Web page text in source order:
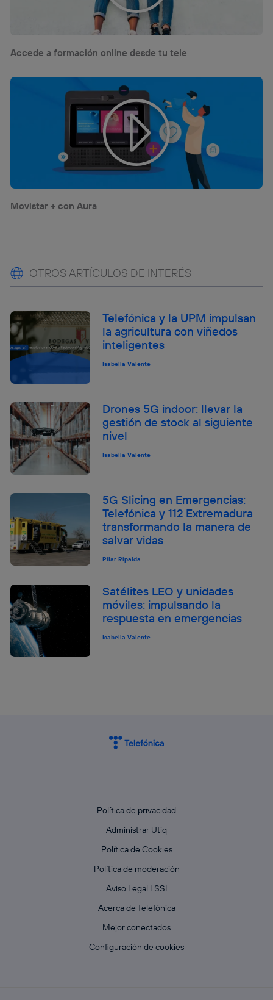
Accede a formación online desde tu tele
Movistar + con Aura
OTROS ARTÍCULOS DE INTERÉS
Telefónica y la UPM impulsan
la agricultura con viñedos
inteligentes
Isabella Valente
Drones 5G indoor: llevar la
gestión de stock al siguiente
nivel
Isabella Valente
5G Slicing en Emergencias:
Telefónica y 112 Extremadura
transformando la manera de
salvar vidas
Pilar Ripalda
Satélites LEO y unidades
móviles: impulsando la
respuesta en emergencias
Isabella Valente
Política de privacidad
Administrar Utiq
Política de Cookies
Política de moderación
Aviso Legal LSSI
Acerca de Telefónica
Mejor conectados
Configuración de cookies
conexión de banda ancha
el marketing o análisis se realizará en función de las
actividades de navegación de los miembros del hogar
Si utilizasdatos móviles , el marketing será más
Puedes gestionar los consentimientos Utiq seleccionando
“Administrar Utiq” en la parte inferior de esta página web o
portal de privacidad de Utiq
(“consenthub”). Para más información, consulta
política de privacidad de Utiq.